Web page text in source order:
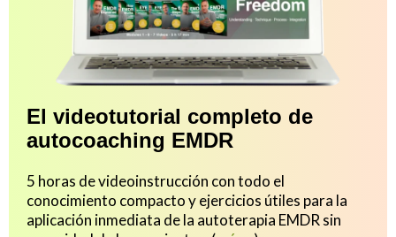
El videotutorial completo de
autocoaching EMDR
5 horas de videoinstrucción con todo el
conocimiento compacto y ejercicios útiles para la
aplicación inmediata de la autoterapia EMDR sin